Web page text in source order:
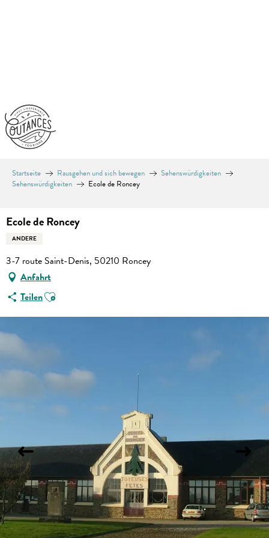
Startseite Rausgehen und sich bewegen
Sehenswürdigkeiten
Sehenswürdigkeiten
Ecole de Roncey
Ecole de Roncey
ANDERE
3-7 route Saint-Denis, 50210 Roncey
Anfahrt
TeilenAjouter aux favoris